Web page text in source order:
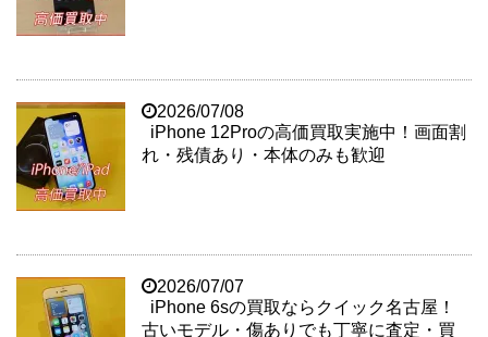
2026/07/08
iPhone 12Proの高価買取実施中！画面割
れ・残債あり・本体のみも歓迎
2026/07/07
iPhone 6sの買取ならクイック名古屋！
古いモデル・傷ありでも丁寧に査定・買